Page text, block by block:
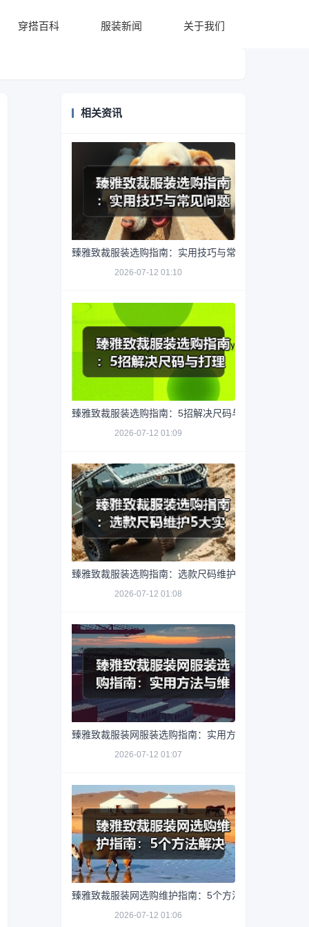
穿搭百科 服装新闻 关于我们
相关资讯
臻雅致裁服装选购指南：实用技巧与常见问题解析
2026-07-12 01:10
臻雅致裁服装选购指南：5招解决尺码与打理难题
2026-07-12 01:09
臻雅致裁服装选购指南：选款尺码维护5大实用方法
2026-07-12 01:08
臻雅致裁服装网服装选购指南：实用方法与维护技巧
2026-07-12 01:07
臻雅致裁服装网选购维护指南：5个方法解决网购踩坑
2026-07-12 01:06